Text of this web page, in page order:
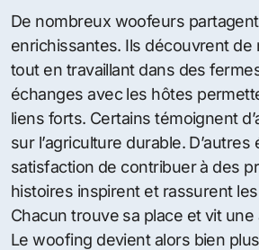
De nombreux woofeurs
enrichissantes. Ils découvrent de
tout en travaillant dans des
échanges avec les hôtes
liens forts. Certains témoignent
sur l’agriculture durable. D’autres
satisfaction de contribuer à des
histoires inspirent et rassurent
Chacun trouve sa place et vit
Le woofing devient alors bien